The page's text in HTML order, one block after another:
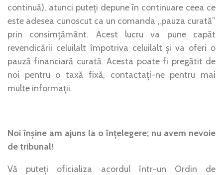
continuă), atunci puteți depune în continuare ceea ce
este adesea cunoscut ca un comanda „pauza curată”
prin consimțământ. Acest lucru va pune capăt
revendicării celuilalt împotriva celuilalt și va oferi o
pauză financiară curată. Acesta poate fi pregătit de
noi pentru o taxă fixă, contactați-ne pentru mai
multe informații.
Noi înșine am ajuns la o înțelegere; nu avem nevoie
de tribunal!
Vă puteți oficializa acordul într-un Ordin de